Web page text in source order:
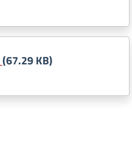
(67.29 KB)